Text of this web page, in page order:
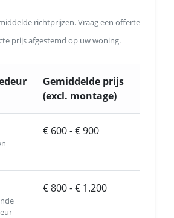
richtprijzen. Vraag een offerte
prijs afgestemd op uw woning.
Gemiddelde prijs
(excl. montage)
€ 600 - € 900
€ 800 - € 1.200